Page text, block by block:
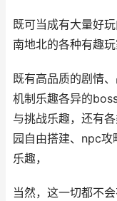
既可当成有大量好
南地北的各种有趣
既有高品质的剧情
机制乐趣各异的
与挑战乐趣，还有
园自由搭建、npc
乐趣，
当然，这一切都不